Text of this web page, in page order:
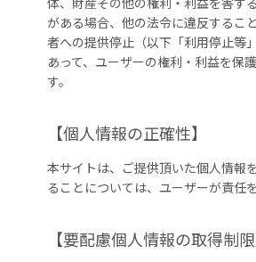
がある場合、他の法令に違反するこ
者への提供停止（以下「利用停止等
あって、ユーザーの権利・利益を保
す。
【個人情報の正確性】
本サイトは、ご提供頂いた個人情報
ることについては、ユーザーが責任
【要配慮個人情報の取得制限